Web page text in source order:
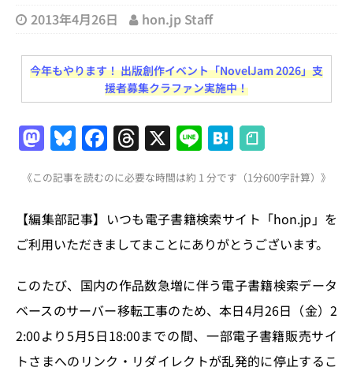
2013年4月26日 hon.jp Staff
今年もやります！ 出版創作イベント「NovelJam 2026」支
援者募集クラファン実施中！
M
a
st
o
d
n
Bl
u
e
s
k
F
a
c
e
b
o
k
T
h
re
a
d
X Li
n
e
H
at
e
n
a
《この記事を読むのに必要な時間は約 1 分です（1分600字計算）》
【編集部記事】いつも電子書籍検索サイト「hon.jp」を
ご利用いただきましてまことにありがとうございます。
このたび、国内の作品数急増に伴う電子書籍検索データ
ベースのサーバー移転工事のため、本日4月26日（金）2
2:00より5月5日18:00までの間、一部電子書籍販売サイ
トさまへのリンク・リダイレクトが乱発的に停止するこ